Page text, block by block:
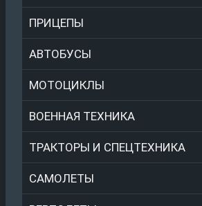
ПРИЦЕПЫ
АВТОБУСЫ
МОТОЦИКЛЫ
ВОЕННАЯ ТЕХНИКА
ТРАКТОРЫ И СПЕЦТЕХНИКА
САМОЛЕТЫ